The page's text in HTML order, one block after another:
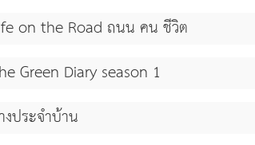
on the Road ถนน คน ชีวิต
Green Diary season 1
งประจำบ้าน